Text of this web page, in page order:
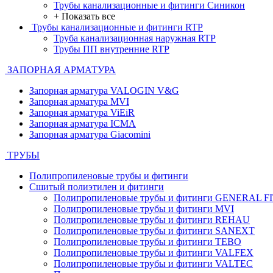
Трубы канализационные и фитинги Синикон
+ Показать все
Трубы канализационные и фитинги RTP
Труба канализационная наружная RTP
Трубы ПП внутренние RTP
ЗАПОРНАЯ АРМАТУРА
Запорная арматура VALOGIN V&G
Запорная арматура MVI
Запорная арматура ViEiR
Запорная арматура ICMA
Запорная арматура Giacomini
ТРУБЫ
Полипропиленовые трубы и фитинги
Сшитый полиэтилен и фитинги
Полипропиленовые трубы и фитинги GENERAL
Полипропиленовые трубы и фитинги MVI
Полипропиленовые трубы и фитинги REHAU
Полипропиленовые трубы и фитинги SANEXT
Полипропиленовые трубы и фитинги TEBO
Полипропиленовые трубы и фитинги VALFEX
Полипропиленовые трубы и фитинги VALTEC